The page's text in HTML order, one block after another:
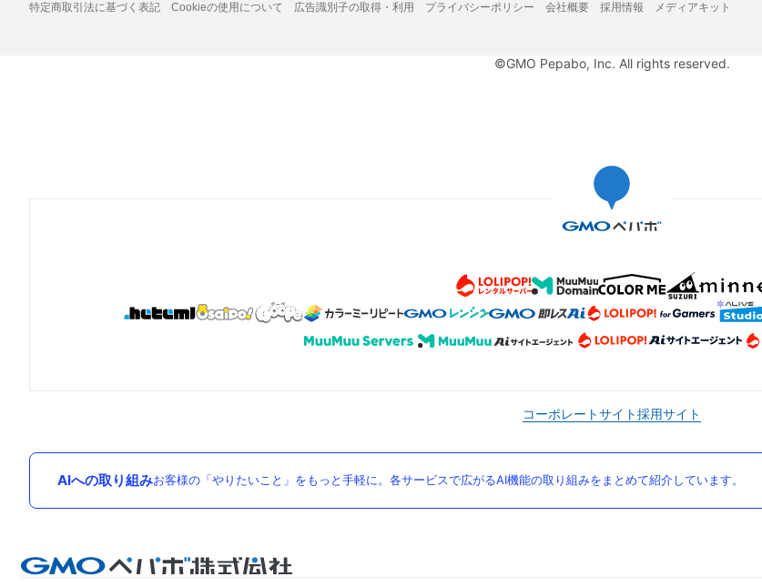
特定商取引法に基づく表記 Cookieの使用について 広告識別子の取得・利用 プライバシーポリシー 会社概要 採用情報 メディアキット
©GMO Pepabo, Inc. All rights reserved.
コーポレートサイト採用サイト
AIへの取り組みお客様の「やりたいこと」をもっと手軽に。各サービスで広がるAI機能の取り組みをまとめて紹介しています。